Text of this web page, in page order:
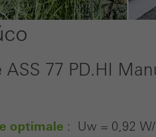
ASS 77 PD.HI
optimale : Uw = 0,92 W/